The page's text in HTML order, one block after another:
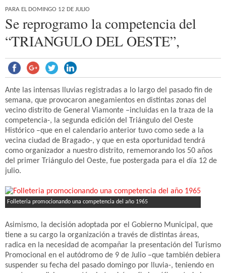
PARA EL DOMINGO 12 DE JULIO
Se reprogramo la competencia del
“TRIANGULO DEL OESTE”,
Ante las intensas lluvias registradas a lo largo del pasado fin de
semana, que provocaron anegamientos en distintas zonas del
vecino distrito de General Viamonte –incluidas en la traza de la
competencia-, la segunda edición del Triángulo del Oeste
Histórico –que en el calendario anterior tuvo como sede a la
vecina ciudad de Bragado-, y que en esta oportunidad tendrá
como organizador a nuestro distrito, rememorando los 50 años
del primer Triángulo del Oeste, fue postergada para el día 12 de
julio.
Folleteria promocionando una competencia del año 1965
Asimismo, la decisión adoptada por el Gobierno Municipal, que
tiene a su cargo la organización a través de distintas áreas,
radica en la necesidad de acompañar la presentación del Turismo
Promocional en el autódromo de 9 de Julio –que también debiera
suspender su fecha del pasado domingo por lluvia-, teniendo en